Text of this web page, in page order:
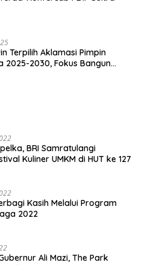
Terpilih Aklamasi Pimpin
2025-2030, Fokus Bangun
BRI Samratulangi
Kuliner UMKM di HUT ke 127
Kasih Melalui Program
2022
Ali Mazi, The Park